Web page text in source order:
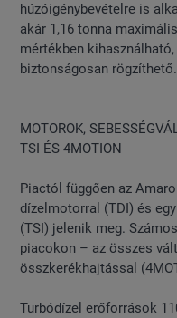
húzóigénybevételre is
akár 1,16 tonna
mértékben
biztonságosan rögzíthető.
MOTOROK,
TSI ÉS 4MOTION
Piactól függően az
dízelmotorral (TDI) és
(TSI) jelenik meg.
piacokon – az összes
összkerékhajtással
Turbódízel erőforrások